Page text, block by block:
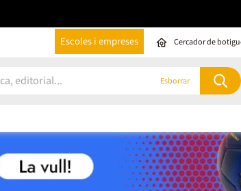
Escoles i empreses Cercador de
Esborrar